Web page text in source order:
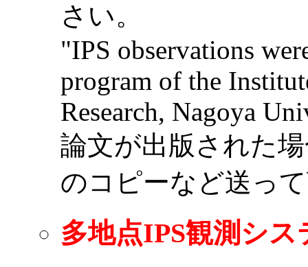
さい。
"IPS observations
program of the
Research, Nagoya
論文が出版された
のコピーなど送っ
多地点IPS観測シス